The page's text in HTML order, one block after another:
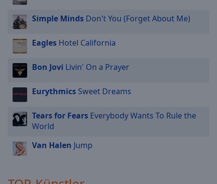
Simple Minds Don't You (Forget About Me)
Eagles Hotel California
Bon Jovi Livin' On a Prayer
Eurythmics Sweet Dreams
Tears for Fears Everybody Wants To Rule the
World
Van Halen Jump